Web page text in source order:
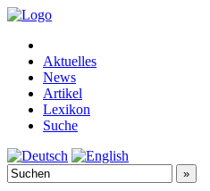
Aktuelles
News
Artikel
Lexikon
Suche